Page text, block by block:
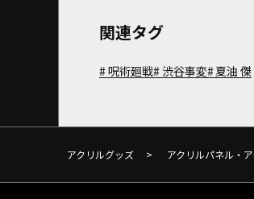
関連タグ
呪術廻戦 渋谷事変 夏油 傑
アクリルグッズ > アクリルパネル・